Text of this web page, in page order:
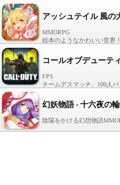
アッシュテイル 風の
MMORPG
絵本のようなかわいい世界
コールオブデューテ
FPS
チームデスマッチ、100人バ
幻妖物語 - 十六夜の
陰陽をかける幻想物語